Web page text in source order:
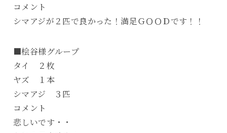
コメント
シマアジが２匹で良かった！満足ＧＯＯＤです！！
■桧谷様グループ
タイ ２枚
ヤズ １本
シマアジ ３匹
コメント
悲しいです・・